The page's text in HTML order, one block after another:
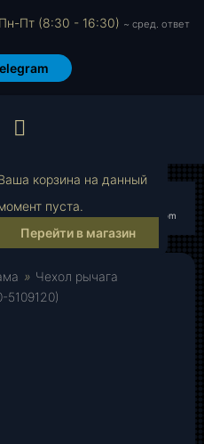
Пт (8:30 - 16:30) ~ сред. ответ
корзина на данный
пуста.
Перейти в магазин
de***@gmail.com
» Чехол рычага
5109120)